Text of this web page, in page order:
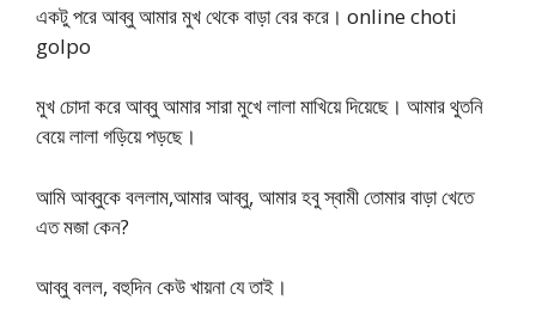
একটু পরে আব্বু আমার মুখ থেকে বাড়া বের করে। online choti
golpo
মুখ চোদা করে আব্বু আমার সারা মুখে লালা মাখিয়ে দিয়েছে। আমার থুতনি
বেয়ে লালা গড়িয়ে পড়ছে।
আমি আব্বুকে বললাম,আমার আব্বু, আমার হবু স্বামী তোমার বাড়া খেতে
এত মজা কেন?
আব্বু বলল, বহুদিন কেউ খায়না যে তাই।